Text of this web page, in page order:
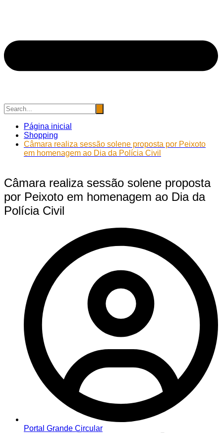
Página inicial
Shopping
Câmara realiza sessão solene proposta por Peixoto
em homenagem ao Dia da Polícia Civil
Câmara realiza sessão solene proposta
por Peixoto em homenagem ao Dia da
Polícia Civil
Portal Grande Circular